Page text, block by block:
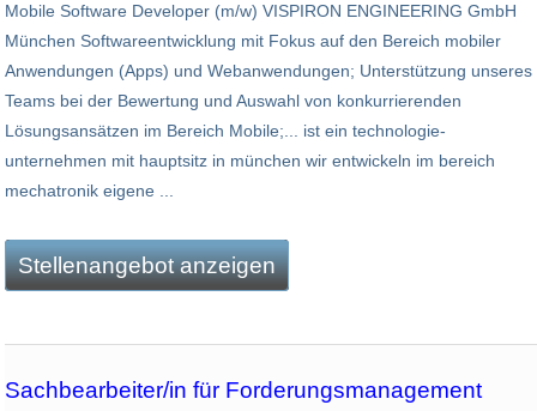
Mobile Software Developer (m/w) VISPIRON ENGINEERING GmbH
München Softwareentwicklung mit Fokus auf den Bereich mobiler
Anwendungen (Apps) und Webanwendungen; Unterstützung unseres
Teams bei der Bewertung und Auswahl von konkurrierenden
Lösungsansätzen im Bereich Mobile;... ist ein technologie­
unternehmen mit haupt­sitz in münchen wir entwickeln im bereich
mecha­tronik eigene ...
Stellenangebot anzeigen
Sachbearbeiter/in für Forderungsmanagement